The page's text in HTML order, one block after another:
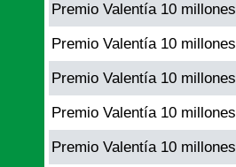
Premio Valentía 10 millones
Premio Valentía 10 millones
Premio Valentía 10 millones
Premio Valentía 10 millones
Premio Valentía 10 millones